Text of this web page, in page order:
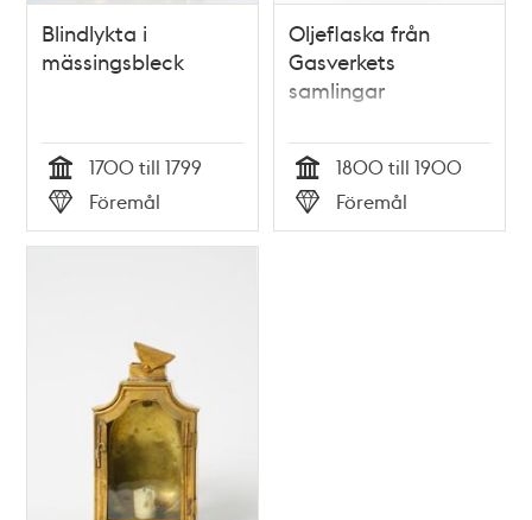
Blindlykta i
mässingsbleck
Tid
1700 till 1799
Typ
Föremål
Oljeflaska från
Gasverkets
samlingar
Tid
1800 till 1900
Typ
Föremål